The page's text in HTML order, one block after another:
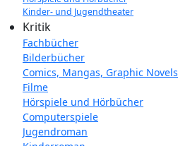
Kinder- und Jugendtheater
Kritik
Fachbücher
Bilderbücher
Comics, Mangas, Graphic Novels
Filme
Hörspiele und Hörbücher
Computerspiele
Jugendroman